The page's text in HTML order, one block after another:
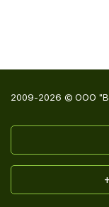
2009-2026 © ООО